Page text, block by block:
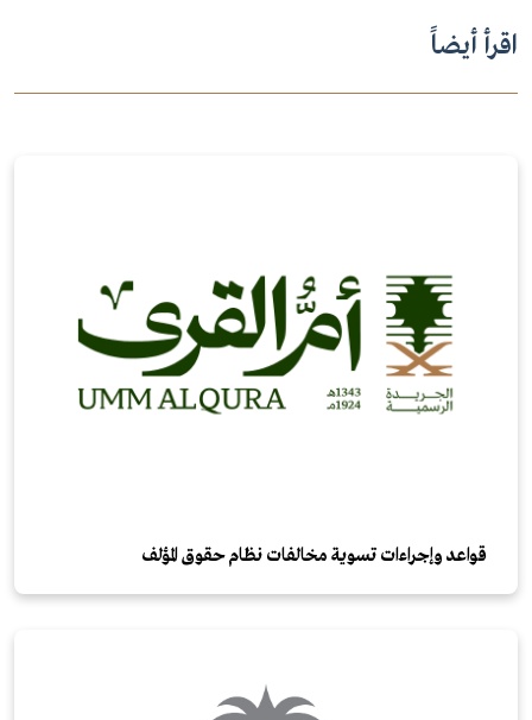
اقرأ أيضاً
قواعد وإجراءات تسوية مخالفات نظام حقوق المؤلف